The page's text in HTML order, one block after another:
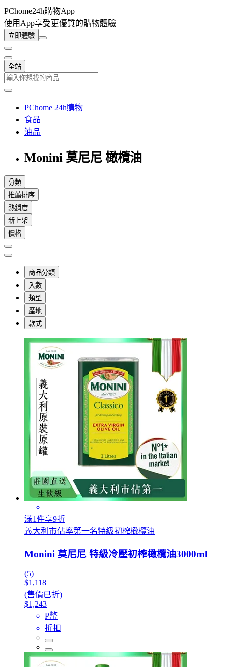
PChome24h購物App
使用App享受更優質的購物體驗
立即體驗
全站
PChome 24h購物
食品
油品
Monini 莫尼尼 橄欖油
分類
推薦排序
熱銷度
新上架
價格
商品分類
入數
類型
產地
款式
滿1件享9折
義大利市佔率第一名特級初榨橄欖油
Monini 莫尼尼 特級冷壓初榨橄欖油3000ml
(5)
$1,118
(售價已折)
$1,243
P幣
折扣